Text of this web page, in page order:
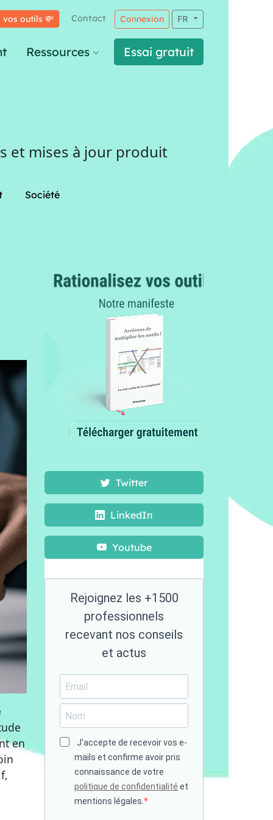
outils 💸 Contact Connexion FR
Ressources Essai gratuit
et mises à jour produit
Société
en
Twitter
LinkedIn
Youtube
Rejoignez les +1500
professionnels
recevant nos conseils
et actus
J'accepte de recevoir vos e-
mails et confirme avoir pris
connaissance de votre
politique de confidentialité et
mentions légales.